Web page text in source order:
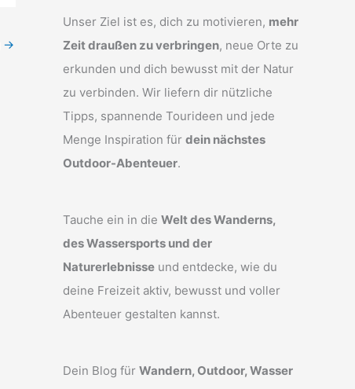
→
Unser Ziel ist es, dich zu motivieren, mehr
Zeit draußen zu verbringen, neue Orte zu
erkunden und dich bewusst mit der Natur
zu verbinden. Wir liefern dir nützliche
Tipps, spannende Tourideen und jede
Menge Inspiration für dein nächstes
Outdoor-Abenteuer.
Tauche ein in die Welt des Wanderns,
des Wassersports und der
Naturerlebnisse und entdecke, wie du
deine Freizeit aktiv, bewusst und voller
Abenteuer gestalten kannst.
Dein Blog für Wandern, Outdoor, Wasser